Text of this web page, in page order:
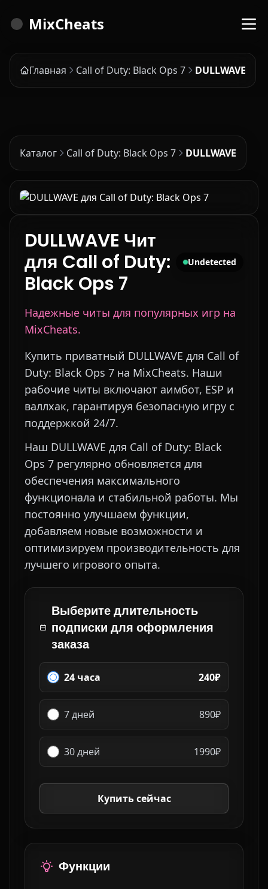
MixCheats
Главная Call of Duty: Black Ops 7 DULLWAVE
Каталог Call of Duty: Black Ops 7 DULLWAVE
DULLWAVE Чит
для Call of Duty:
Black Ops 7
Undetected
Надежные читы для популярных игр на
MixCheats.
Купить приватный DULLWAVE для Call of
Duty: Black Ops 7 на MixCheats. Наши
рабочие читы включают аимбот, ESP и
валлхак, гарантируя безопасную игру с
поддержкой 24/7.
Наш DULLWAVE для Call of Duty: Black
Ops 7 регулярно обновляется для
обеспечения максимального
функционала и стабильной работы. Мы
постоянно улучшаем функции,
добавляем новые возможности и
оптимизируем производительность для
лучшего игрового опыта.
Выберите длительность
подписки для оформления
заказа
24 часа 240₽
7 дней 890₽
30 дней 1990₽
Купить сейчас
Функции